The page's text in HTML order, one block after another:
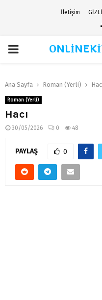
İletişim
PRIMARY
Ana Sayfa Roman (Yerli)
Roman (Yerli)
Hacı
30/05/2026 0 48
PAYLAŞ 0